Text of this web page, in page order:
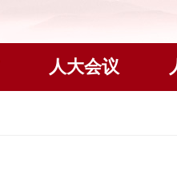
人大会议